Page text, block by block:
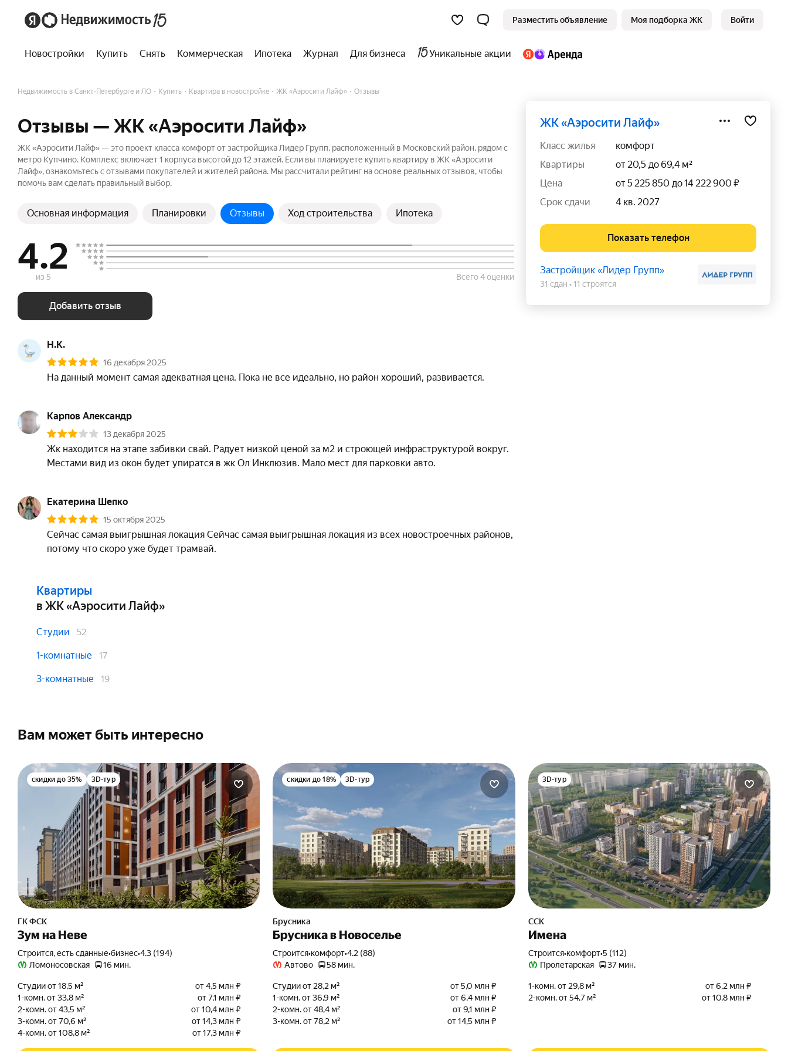
Разместить объявление Моя подборка ЖК Войти
Новостройки Купить Снять Коммерческая Ипотека Журнал Для бизнеса Уникальные акции
Недвижимость в Санкт-Петербурге и ЛО Купить Квартира в новостройке ЖК «Аэросити Лайф» Отзывы
Отзывы — ЖК «Аэросити Лайф»
ЖК «Аэросити Лайф» — это проект класса комфорт от застройщика Лидер Групп, расположенный в Московский район, рядом с
метро Купчино. Комплекс включает 1 корпуса высотой до 12 этажей. Если вы планируете купить квартиру в ЖК «Аэросити
Лайф», ознакомьтесь с отзывами покупателей и жителей района. Мы рассчитали рейтинг на основе реальных отзывов, чтобы
помочь вам сделать правильный выбор.
Основная информация Планировки Отзывы Ход строительства Ипотека
4.2
из 5 Всего 4 оценки
Добавить отзыв
Н.К.
16 декабря 2025
Карпов Александр
13 декабря 2025
Жк находится на этапе забивки свай. Радует низкой ценой за м2 и строющей инфраструктурой вокруг.
Местами вид из окон будет упиратся в жк Ол Инклюзив. Мало мест для парковки авто.
Екатерина Шепко
15 октября 2025
Сейчас самая выигрышная локация Сейчас самая выигрышная локация из всех новостроечных районов,
потому что скоро уже будет трамвай.
ЖК «Аэросити Лайф»
класс жилья
комфорт
квартиры
от 20,5 до 69,4 м²
цена
от 5 225 850 до 14 222 900 ₽
срок сдачи
4 кв. 2027
Показать телефон
Застройщик «Лидер Групп»
31 сдан 11 строятся
Квартиры
в ЖК «Аэросити Лайф»
Студии 52
1-комнатные 17
3-комнатные 19
Вам может быть интересно
скидки до 35% 3D-тур
ГК ФСК
Зум на Неве
Строится, есть сданные•бизнес•4.3 (194)
Ломоносовская
16 мин.
Студии от 18,5 м²
от 4,5 млн ₽
1-комн. от 33,8 м²
от 7,1 млн ₽
2-комн. от 43,5 м²
от 10,4 млн ₽
3-комн. от 70,6 м²
от 14,3 млн ₽
4-комн. от 108,8 м²
от 17,3 млн ₽
скидки до 18% 3D-тур
Брусника
Брусника в Новоселье
Строится•комфорт•4.2 (88)
Автово
58 мин.
Студии от 28,2 м²
от 5,0 млн ₽
1-комн. от 36,9 м²
от 6,4 млн ₽
2-комн. от 48,4 м²
от 9,1 млн ₽
3-комн. от 78,2 м²
от 14,5 млн ₽
3D-тур
ССК
Имена
Строится•комфорт•5 (112)
Пролетарская
37 мин.
1-комн. от 29,8 м²
от 6,2 млн ₽
2-комн. от 54,7 м²
от 10,8 млн ₽